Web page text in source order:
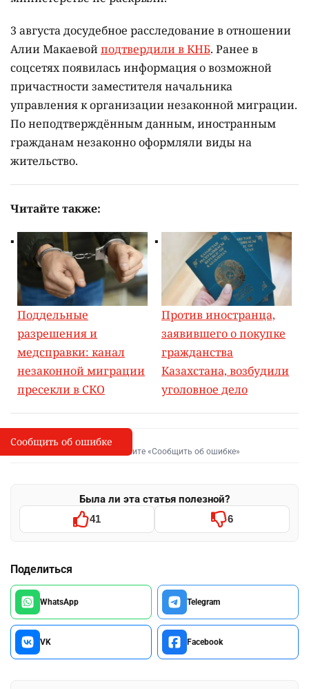
3 августа досудебное расследование в отношении
Алии Макаевойподтвердили в КНБ. Ранее в
соцсетях появилась информация о возможной
причастности заместителя начальника
управления к организации незаконной миграции.
По неподтверждённым данным, иностранным
гражданам незаконно оформляли виды на
жительство.
Читайте также:
Поддельные
разрешения и
медсправки: канал
незаконной миграции
пресекли в СКО
Против иностранца,
заявившего о покупке
гражданства
Казахстана, возбудили
уголовное дело
I
Сообщить об опечатке
Выделите фрагмент и нажмите «Сообщить об ошибке»
Была ли эта статья полезной?
41 6
Поделиться
WhatsApp Telegram
VK Facebook
Сообщить об ошибке